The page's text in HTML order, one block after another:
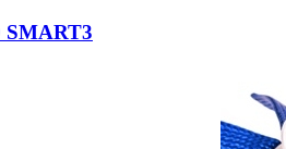
SMART3